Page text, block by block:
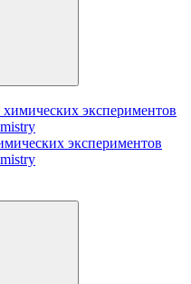
экспериментов